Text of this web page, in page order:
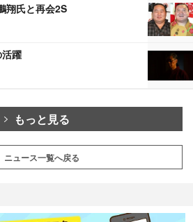
翔氏と再会2S
活躍
もっと見る
ニュース一覧へ戻る